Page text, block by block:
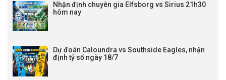
Nhận định chuyên gia Elfsborg vs Sirius 21h30
hôm nay
Dự đoán Caloundra vs Southside Eagles, nhận
định tỷ số ngày 18/7